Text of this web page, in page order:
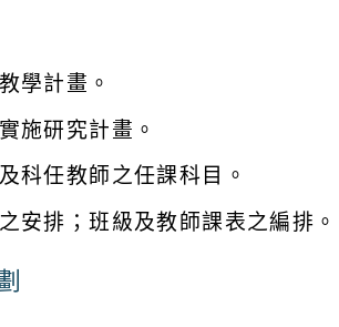
學計畫。
施研究計畫。
科任教師之任課科目。
安排；班級及教師課表之編排。